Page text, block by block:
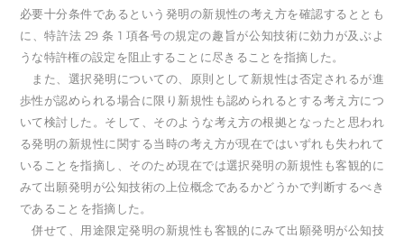
必要十分条件であるという発明の新規性の考え方を確認するととも
に、特許法 29 条 1 項各号の規定の趣旨が公知技術に効力が及ぶよ
うな特許権の設定を阻止することに尽きることを指摘した。
また、選択発明についての、原則として新規性は否定されるが進
歩性が認められる場合に限り新規性も認められるとする考え方につ
いて検討した。そして、そのような考え方の根拠となったと思われ
る発明の新規性に関する当時の考え方が現在ではいずれも失われて
いることを指摘し、そのため現在では選択発明の新規性も客観的に
みて出願発明が公知技術の上位概念であるかどうかで判断するべき
であることを指摘した。
併せて、用途限定発明の新規性も客観的にみて出願発明が公知技